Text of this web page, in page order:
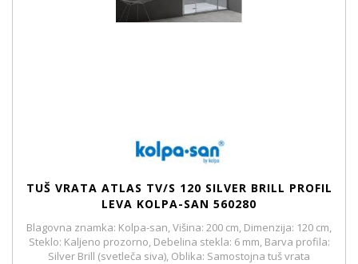
TUŠ VRATA ATLAS TV/S 120 SILVER BRILL PROFIL
LEVA KOLPA-SAN 560280
Blagovna znamka: Kolpa-san, Višina: 200 cm, Dimenzija: 120 cm,
Steklo: Kaljeno prozorno, Debelina stekla: 6 mm, Barva profila:
Silver Brill (svetleča siva), Oblika: Samostojna tuš vrata